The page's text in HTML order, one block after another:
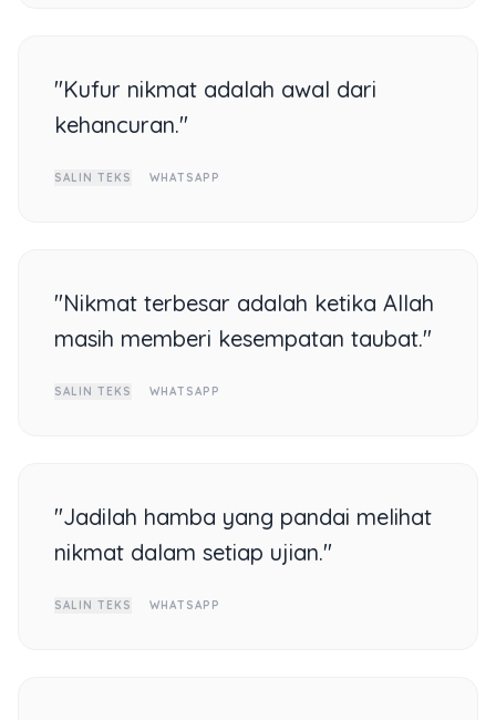
"Kufur nikmat adalah awal dari
kehancuran."
SALIN TEKS WHATSAPP
"Nikmat terbesar adalah ketika Allah
masih memberi kesempatan taubat."
SALIN TEKS WHATSAPP
"Jadilah hamba yang pandai melihat
nikmat dalam setiap ujian."
SALIN TEKS WHATSAPP